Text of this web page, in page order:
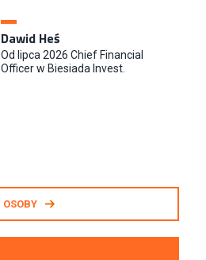
Dawid Heś
Od lipca 2026 Chief Financial
Officer w Biesiada Invest.
OSOBY